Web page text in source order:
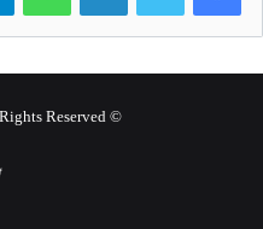
© Copyright 2026, All Rights Reserved